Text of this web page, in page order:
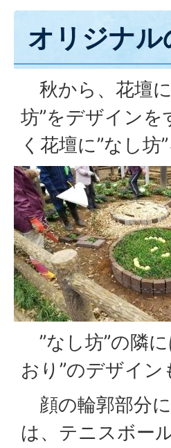
オリジナ
秋から、花壇
坊”をデザイン
く花壇に”なし
”なし坊”の隣
おり”のデザイン
顔の輪郭部分
は、テニスボー